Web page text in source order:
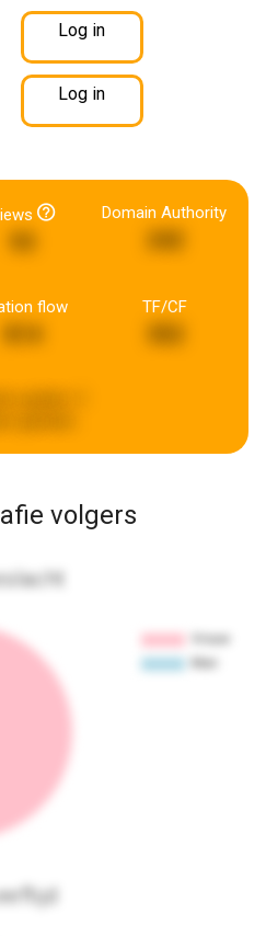
Log in
Log in
Domain Authority
flow TF/CF
volgers